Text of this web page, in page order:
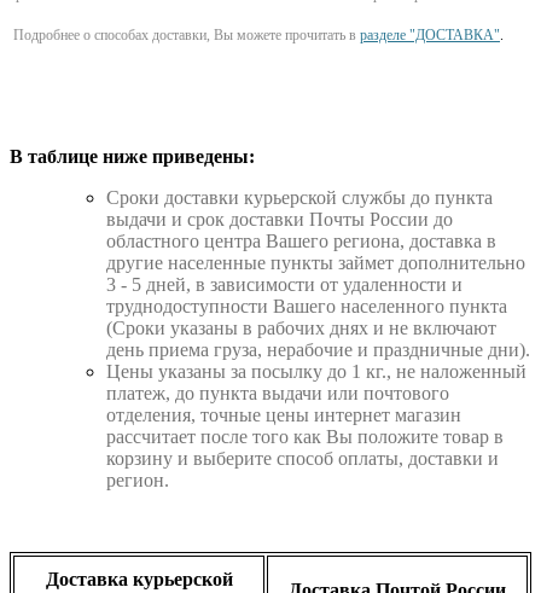
Подробнее о способах доставки, Вы можете прочитать в разделе "ДОСТАВКА"
В таблице ниже приведены:
Cроки доставки курьерской службы до пункта
выдачи и срок доставки Почты России до
областного центра Вашего региона, доставка в
другие населенные пункты займет дополнительно
3 - 5 дней, в зависимости от удаленности и
труднодоступности Вашего населенного пункта
(Сроки указаны в рабочих днях и не включают
день приема груза, нерабочие и праздничные дни).
Цены указаны за посылку до 1 кг., не наложенный
платеж, до пункта выдачи или почтового
отделения, точные цены интернет магазин
рассчитает после того как Вы положите товар в
корзину и выберите способ оплаты, доставки и
регион.
Доставка курьерской